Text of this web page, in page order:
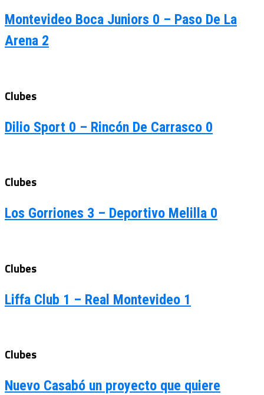
Montevideo Boca Juniors 0 – Paso De La
Arena 2
Clubes
Dilio Sport 0 – Rincón De Carrasco 0
Clubes
Los Gorriones 3 – Deportivo Melilla 0
Clubes
Liffa Club 1 – Real Montevideo 1
Clubes
Nuevo Casabó un proyecto que quiere